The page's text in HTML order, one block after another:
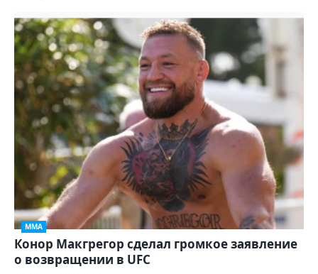
ММА
Конор Макгрегор сделал громкое заявление
о возвращении в UFC